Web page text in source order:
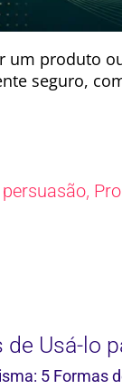
um produto
seguro,
persuasão,
de Usá-lo